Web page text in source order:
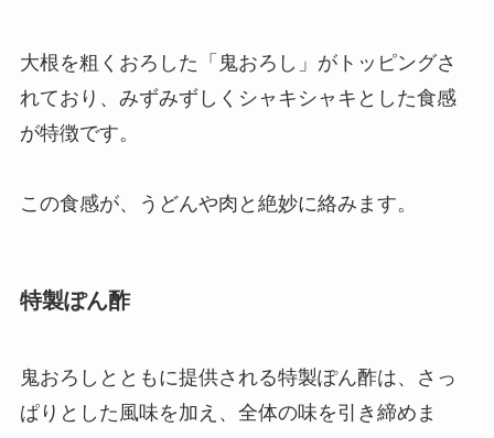
大根を粗くおろした「鬼おろし」がトッピングさ
れており、みずみずしくシャキシャキとした食感
が特徴です。
この食感が、うどんや肉と絶妙に絡みます。
特製ぽん酢
鬼おろしとともに提供される特製ぽん酢は、さっ
ぱりとした風味を加え、全体の味を引き締めま